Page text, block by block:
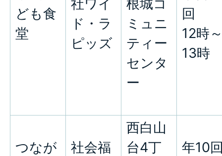
ども食
堂
社ワイ
ド・ラ
ピッズ
根城コ
ミュニ
ティー
センタ
ー
回
12時
13時
つなが
社会福
西白山
台4丁
年10